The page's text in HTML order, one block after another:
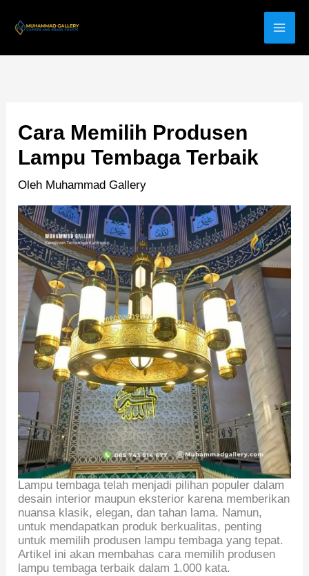
konten
Cara Memilih Produsen
Lampu Tembaga Terbaik
Oleh Muhammad Gallery
Lampu tembaga telah menjadi pilihan populer dalam
desain interior maupun eksterior karena memberikan
nuansa klasik, elegan, dan tahan lama. Namun,
untuk mendapatkan produk berkualitas, penting
untuk memilih produsen lampu tembaga yang tepat.
Artikel ini akan membahas cara memilih produsen
lampu tembaga terbaik dalam 1.000 kata.